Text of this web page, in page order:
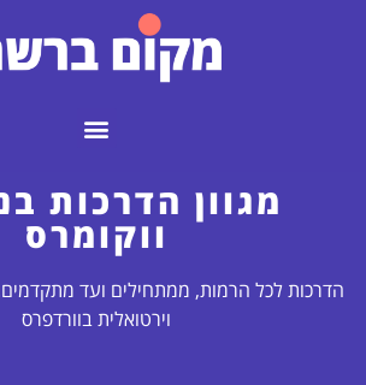
מגוון הדרכות
ווקומרס
הדרכות לכל הרמות, ממתחילים ועד
וירטואלית בוורדפרס